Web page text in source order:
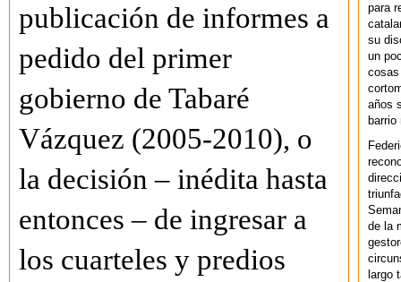
publicación de informes a
pedido del primer
gobierno de Tabaré
Vázquez (2005-2010), o
la decisión – inédita hasta
entonces – de ingresar a
los cuarteles y predios
para
su
un
cosas
años
de la
largo